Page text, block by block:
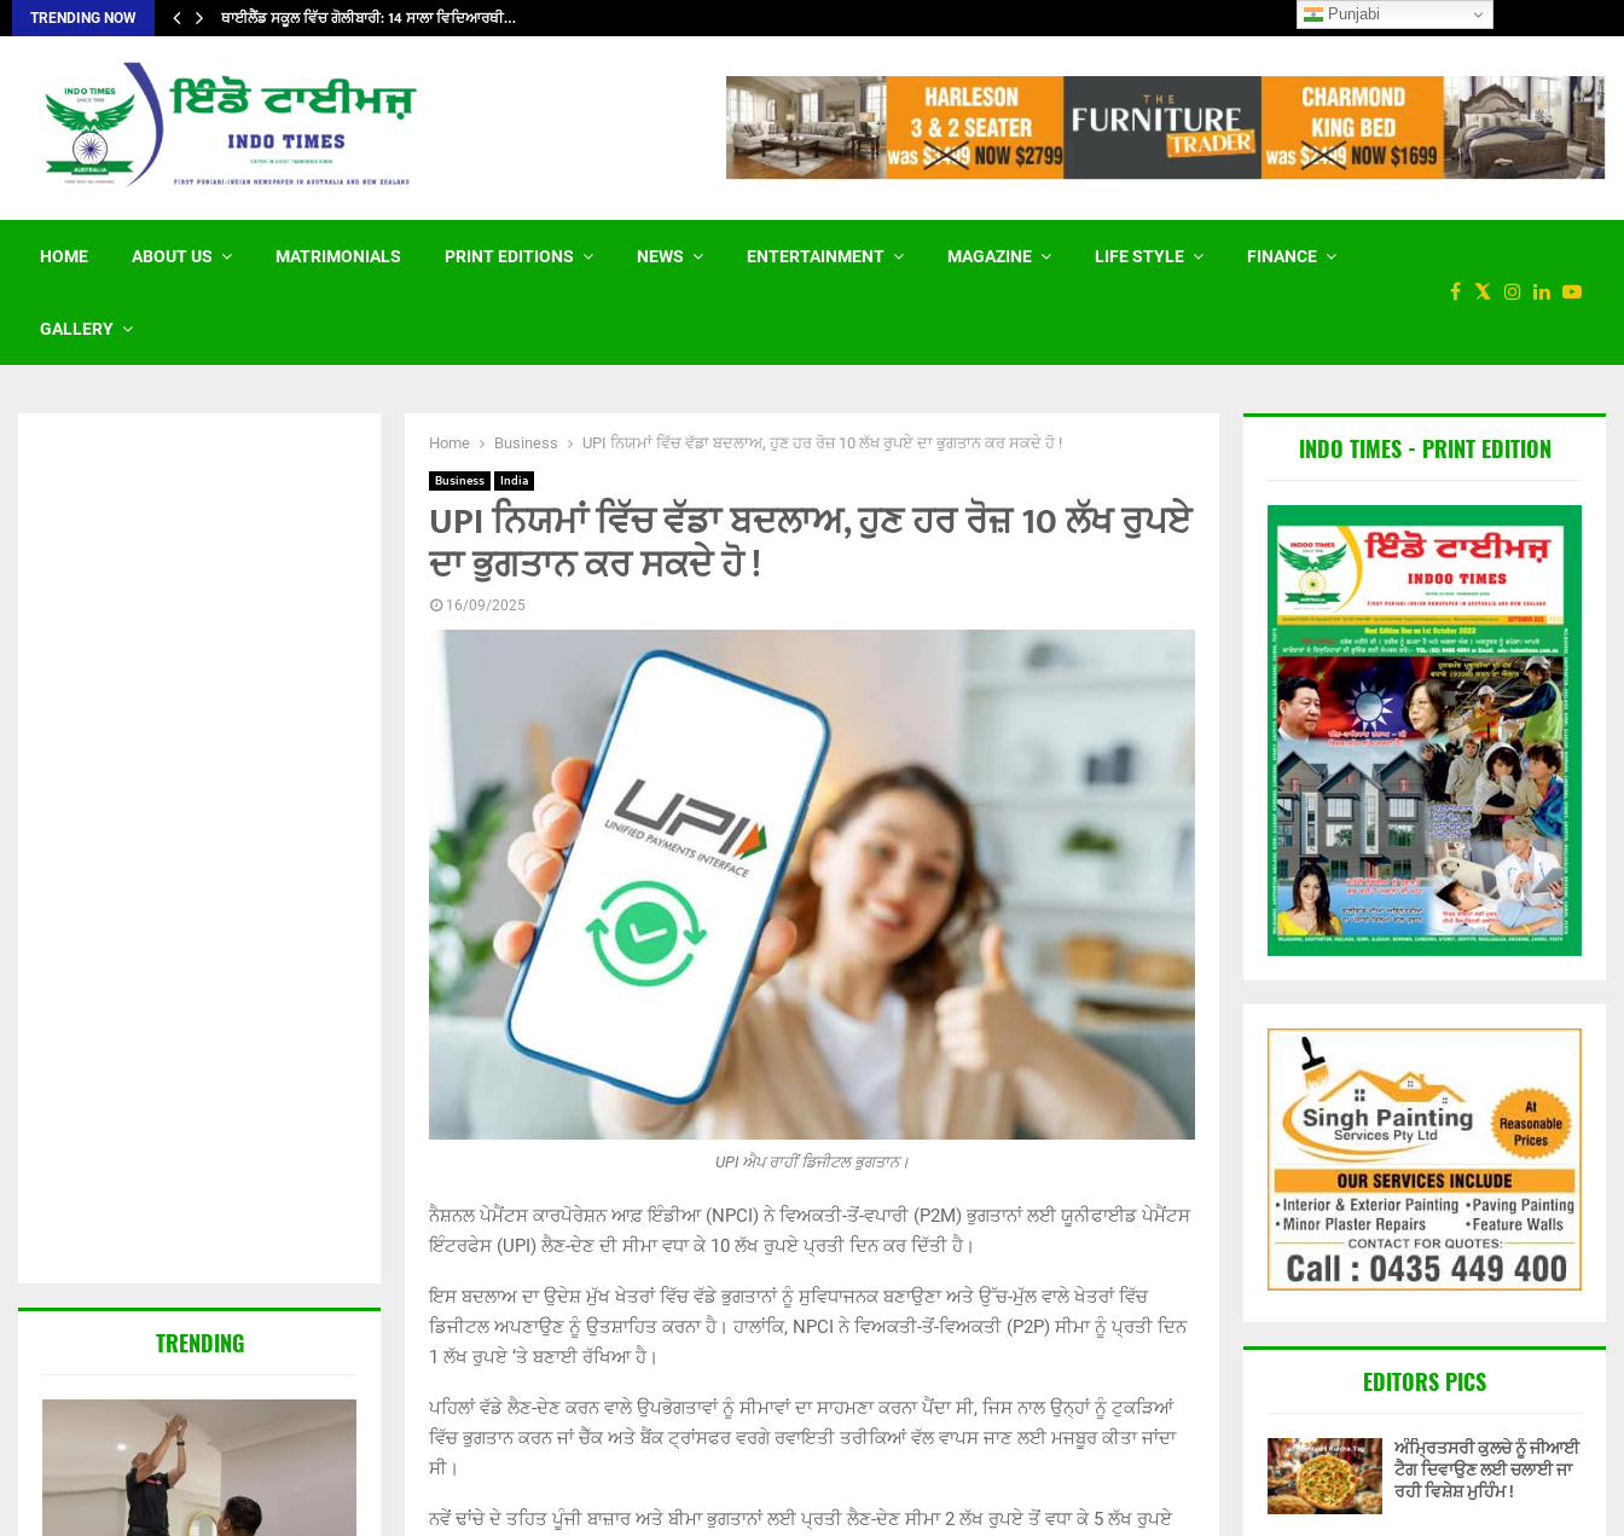
TRENDING NOW ਥਾਈਲੈਂਡ ਸਕੂਲ ਵਿੱਚ ਗੋਲੀਬਾਰੀ: 14 ਸਾਲਾ ਵਿਦਿਆਰਥੀ… ਮੇਟਾ ਨੂੰ ਅਮਰੀਕੀ ਅਦਾਲਤ ਨੇ 567
HOME ABOUT US MATRIMONIALS PRINT EDITIONS NEWS ENTERTAINMENT MAGAZINE LIFE STYLE FINANCE
GALLERY
Home Business UPI ਨਿਯਮਾਂ ਵਿੱਚ ਵੱਡਾ ਬਦਲਾਅ, ਹੁਣ ਹਰ ਰੋਜ਼ 10 ਲੱਖ ਰੁਪਏ ਦਾ ਭੁਗਤਾਨ ਕਰ ਸਕਦੇ ਹੋ !
Business India
UPI ਨਿਯਮਾਂ ਵਿੱਚ ਵੱਡਾ ਬਦਲਾਅ, ਹੁਣ ਹਰ ਰੋਜ਼ 10 ਲੱਖ ਰੁਪਏ
ਦਾ ਭੁਗਤਾਨ ਕਰ ਸਕਦੇ ਹੋ !
16/09/2025
UPI ਐਪ ਰਾਹੀਂ ਡਿਜੀਟਲ ਭੁਗਤਾਨ।
ਨੈਸ਼ਨਲ ਪੇਮੈਂਟਸ ਕਾਰਪੋਰੇਸ਼ਨ ਆਫ਼ ਇੰਡੀਆ (NPCI) ਨੇ ਵਿਅਕਤੀ-ਤੋਂ-ਵਪਾਰੀ (P2M) ਭੁਗਤਾਨਾਂ ਲਈ ਯੂਨੀਫਾਈਡ ਪੇਮੈਂਟਸ
ਇੰਟਰਫੇਸ (UPI) ਲੈਣ-ਦੇਣ ਦੀ ਸੀਮਾ ਵਧਾ ਕੇ 10 ਲੱਖ ਰੁਪਏ ਪ੍ਰਤੀ ਦਿਨ ਕਰ ਦਿੱਤੀ ਹੈ।
ਇਸ ਬਦਲਾਅ ਦਾ ਉਦੇਸ਼ ਮੁੱਖ ਖੇਤਰਾਂ ਵਿੱਚ ਵੱਡੇ ਭੁਗਤਾਨਾਂ ਨੂੰ ਸੁਵਿਧਾਜਨਕ ਬਣਾਉਣਾ ਅਤੇ ਉੱਚ-ਮੁੱਲ ਵਾਲੇ ਖੇਤਰਾਂ ਵਿੱਚ
ਡਿਜੀਟਲ ਅਪਣਾਉਣ ਨੂੰ ਉਤਸ਼ਾਹਿਤ ਕਰਨਾ ਹੈ। ਹਾਲਾਂਕਿ, NPCI ਨੇ ਵਿਅਕਤੀ-ਤੋਂ-ਵਿਅਕਤੀ (P2P) ਸੀਮਾ ਨੂੰ ਪ੍ਰਤੀ ਦਿਨ
1 ਲੱਖ ਰੁਪਏ ‘ਤੇ ਬਣਾਈ ਰੱਖਿਆ ਹੈ।
ਪਹਿਲਾਂ ਵੱਡੇ ਲੈਣ-ਦੇਣ ਕਰਨ ਵਾਲੇ ਉਪਭੋਗਤਾਵਾਂ ਨੂੰ ਸੀਮਾਵਾਂ ਦਾ ਸਾਹਮਣਾ ਕਰਨਾ ਪੈਂਦਾ ਸੀ, ਜਿਸ ਨਾਲ ਉਨ੍ਹਾਂ ਨੂੰ ਟੁਕੜਿਆਂ
ਵਿੱਚ ਭੁਗਤਾਨ ਕਰਨ ਜਾਂ ਚੈੱਕ ਅਤੇ ਬੈਂਕ ਟ੍ਰਾਂਸਫਰ ਵਰਗੇ ਰਵਾਇਤੀ ਤਰੀਕਿਆਂ ਵੱਲ ਵਾਪਸ ਜਾਣ ਲਈ ਮਜਬੂਰ ਕੀਤਾ ਜਾਂਦਾ
ਸੀ।
ਨਵੇਂ ਢਾਂਚੇ ਦੇ ਤਹਿਤ ਪੂੰਜੀ ਬਾਜ਼ਾਰ ਅਤੇ ਬੀਮਾ ਭੁਗਤਾਨਾਂ ਲਈ ਪ੍ਰਤੀ ਲੈਣ-ਦੇਣ ਸੀਮਾ 2 ਲੱਖ ਰੁਪਏ ਤੋਂ ਵਧਾ ਕੇ 5 ਲੱਖ ਰੁਪਏ
TRENDING
INDO TIMES - PRINT EDITION
EDITORS PICS
ਅੰਮ੍ਰਿਤਸਰੀ ਕੁਲਚੇ ਨੂੰ ਜੀਆਈ
ਟੈਗ ਦਿਵਾਉਣ ਲਈ ਚਲਾਈ ਜਾ
ਰਹੀ ਵਿਸ਼ੇਸ਼ ਮੁਹਿੰਮ !
Punjabi